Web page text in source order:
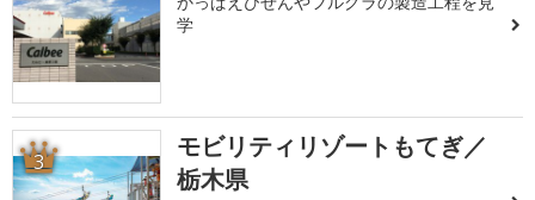
学
3
モビリティリゾートもてぎ／
栃木県